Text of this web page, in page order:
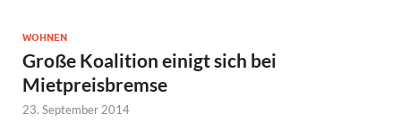
WOHNEN
Große Koalition einigt sich bei
Mietpreisbremse
23. September 2014